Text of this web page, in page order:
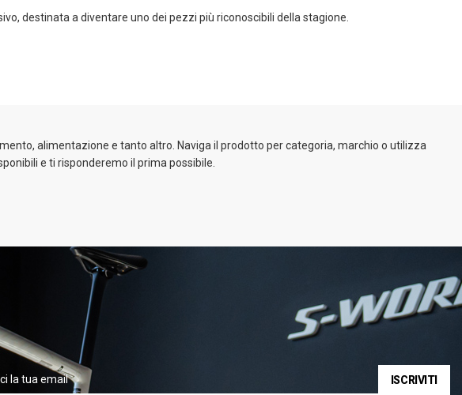
destinata a diventare uno dei pezzi più riconoscibili della stagione.
alimentazione e tanto altro. Naviga il prodotto per categoria, marchio o utilizza
e ti risponderemo il prima possibile.
ISCRIVITI